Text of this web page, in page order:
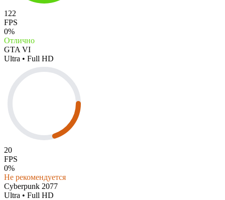
122
FPS
0%
Отлично
GTA VI
Ultra • Full HD
20
FPS
0%
Не рекомендуется
Cyberpunk 2077
Ultra • Full HD